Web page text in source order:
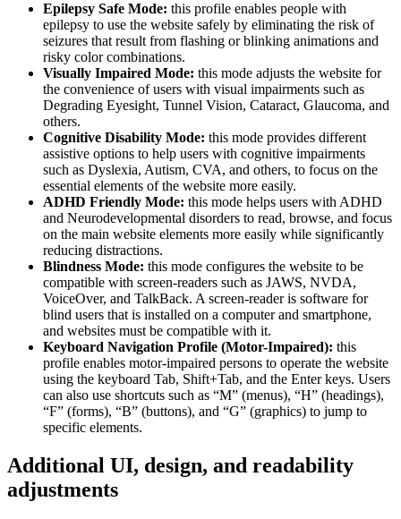
Epilepsy Safe Mode: this profile enables people with
epilepsy to use the website safely by eliminating the risk of
seizures that result from flashing or blinking animations and
risky color combinations.
Visually Impaired Mode: this mode adjusts the website for
the convenience of users with visual impairments such as
Degrading Eyesight, Tunnel Vision, Cataract, Glaucoma, and
others.
Cognitive Disability Mode: this mode provides different
assistive options to help users with cognitive impairments
such as Dyslexia, Autism, CVA, and others, to focus on the
essential elements of the website more easily.
ADHD Friendly Mode: this mode helps users with ADHD
and Neurodevelopmental disorders to read, browse, and focus
on the main website elements more easily while significantly
reducing distractions.
Blindness Mode: this mode configures the website to be
compatible with screen-readers such as JAWS, NVDA,
VoiceOver, and TalkBack. A screen-reader is software for
blind users that is installed on a computer and smartphone,
and websites must be compatible with it.
Keyboard Navigation Profile (Motor-Impaired): this
profile enables motor-impaired persons to operate the website
using the keyboard Tab, Shift+Tab, and the Enter keys. Users
can also use shortcuts such as “M” (menus), “H” (headings),
“F” (forms), “B” (buttons), and “G” (graphics) to jump to
specific elements.
Additional UI, design, and readability
adjustments